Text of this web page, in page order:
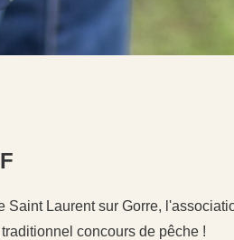
Saint Laurent sur Gorre,
concours de pêche !